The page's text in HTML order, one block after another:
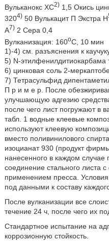
Вульканокс ХС2)1,5 Окись
3204)50 Вулькацит П Экстра Н
А7)2 Сера 0,4
Вулканизация: 160оС, 10 мин
1)-4) см. разъяснения к
5) N-этилфенилдитиокарбама
6) цинковая соль 2-
7) Тетрасульфид
П р и м е р. После
улучшающую адгезию
после чего лист погружают в
табл. 1 водные клеевые
используют клеевую
вместо поливинилового
изоцианат 930 (продукт
нанесенного в каждом
соединение стального листа
применением пресса.
под данными к составу
После вулканизации все
течение 24 ч, после чего их
Стандартное испытание на
коррозионную стойкость.